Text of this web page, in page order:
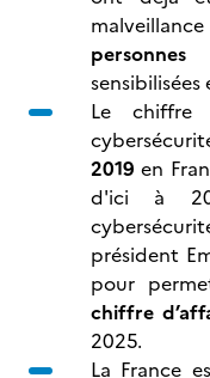
personnes
Le chiffre
2019 en
d'ici à
président
pour
chiffre
2025.
La France